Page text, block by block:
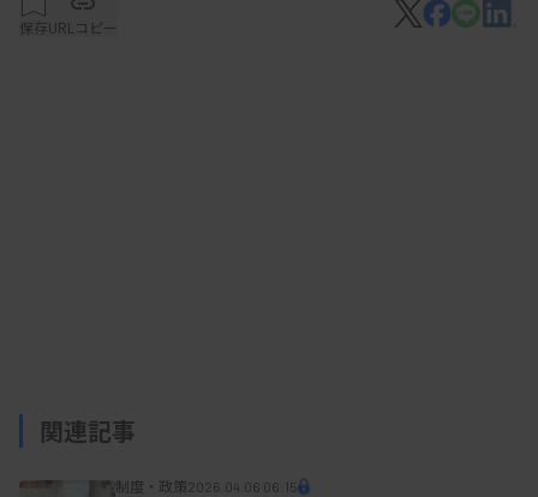
保存URLコピー
関連記事
制度・政策2026.04.06 06:15